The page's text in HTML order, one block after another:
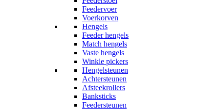
Feedervoer
Voerkorven
Hengels
Feeder hengels
Match hengels
Vaste hengels
Winkle pickers
Hengelsteunen
Achtersteunen
Afsteekrollers
Banksticks
Feedersteunen